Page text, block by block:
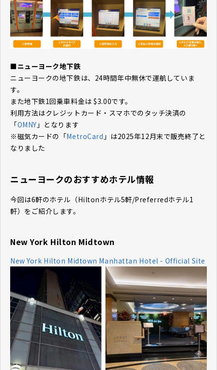
■ニューヨーク地下鉄
ニューヨークの地下鉄は、24時間年中無休で運航していま
す。
また地下鉄1回乗車料金は $3.00です。
利用方法はクレジットカード・スマホでのタッチ決済の
「OMNY 」となります
※磁気カードの「MetroCard 」は2025年12月末で販売終了と
なりました
ニューヨークのおすすめホテル情報
今回は6軒のホテル（Hiltonホテル5軒/Preferredホテル1
軒）をご紹介します。
New York Hilton Midtown
New York Hilton Midtown Manhattan Hotel - Official Site